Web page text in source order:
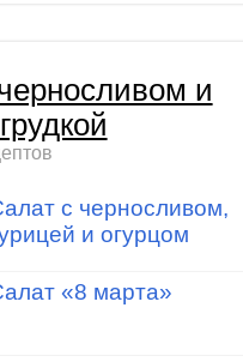
и
с черносливом,
и огурцом
«8 марта»